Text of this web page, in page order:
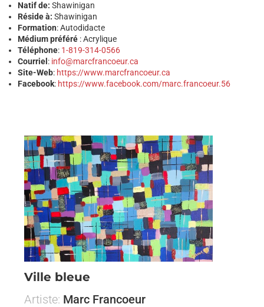
Natif de: Shawinigan
Réside à: Shawinigan
Formation: Autodidacte
Médium préféré: Acrylique
Téléphone: 1-819-314-0566
Courriel : info@marcfrancoeur.ca
Site-Web: https://www.marcfrancoeur.ca
Facebook: https://www.facebook.com/marc.francoeur.56
Ville bleue
Artiste: Marc Francoeur